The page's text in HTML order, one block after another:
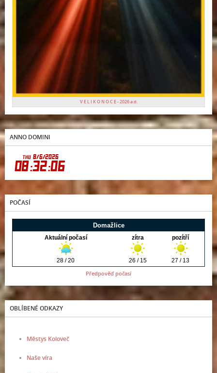
V E L I K O N O C E - 2026 a.d.
ANNO DOMINI
POČASÍ
Předpověď počasí
OBLÍBENÉ ODKAZY
Městys Koloveč
Naše víra